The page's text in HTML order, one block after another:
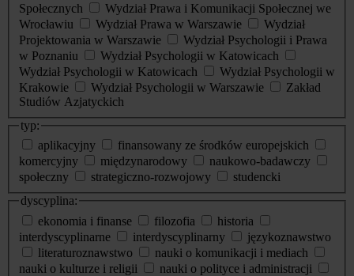
Społecznych
Wydział Prawa i Komunikacji Społecznej we
Wrocławiu
Wydział Prawa w Warszawie
Wydział
Projektowania w Warszawie
Wydział Psychologii i Prawa
w Poznaniu
Wydział Psychologii w Katowicach
Wydział Psychologii w Katowicach
Wydział Psychologii w
Krakowie
Wydział Psychologii w Warszawie
Zakład
Studiów Azjatyckich
typ:
aplikacyjny
finansowany ze środków europejskich
komercyjny
międzynarodowy
naukowo-badawczy
społeczny
strategiczno-rozwojowy
studencki
dyscyplina:
ekonomia i finanse
filozofia
historia
interdyscyplinarne
interdyscyplinarny
językoznawstwo
literaturoznawstwo
nauki o komunikacji i mediach
nauki o kulturze i religii
nauki o polityce i administracji